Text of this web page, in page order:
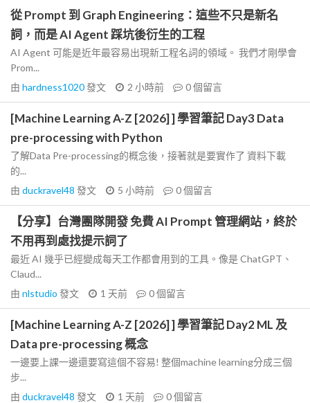
從 Prompt 到 Graph Engineering：這些不只是新名
詞，而是 AI Agent 踩坑後衍生的工程
AI Agent 可能是近年最容易出現新工程名詞的領域。 我們才剛學會
Prom...
由 hardness1020發文 2 小時前 0個留言
[Machine Learning A-Z [2026] ] 學習筆記 Day3 Data
pre-processing with Python
了解Data Pre-processing的概念後，接著就是要實作了 資料下載
的...
由 duckravel48 發文 5 小時前 0個留言
【分享】台灣團隊開發 免費 AI Prompt 管理網站，終於
不用再到處找提示詞了
最近 AI 幾乎已經變成每天工作都會用到的工具。像是 ChatGPT、
Claud...
由 nlstudio 發文 1 天前 0個留言
[Machine Learning A-Z [2026] ] 學習筆記 Day2 ML 及
Data pre-processing 概念
一邊要上課一邊還要寫這個不容易! 整個machine learning分成三個
步...
由 duckravel48 發文 1 天前 0個留言